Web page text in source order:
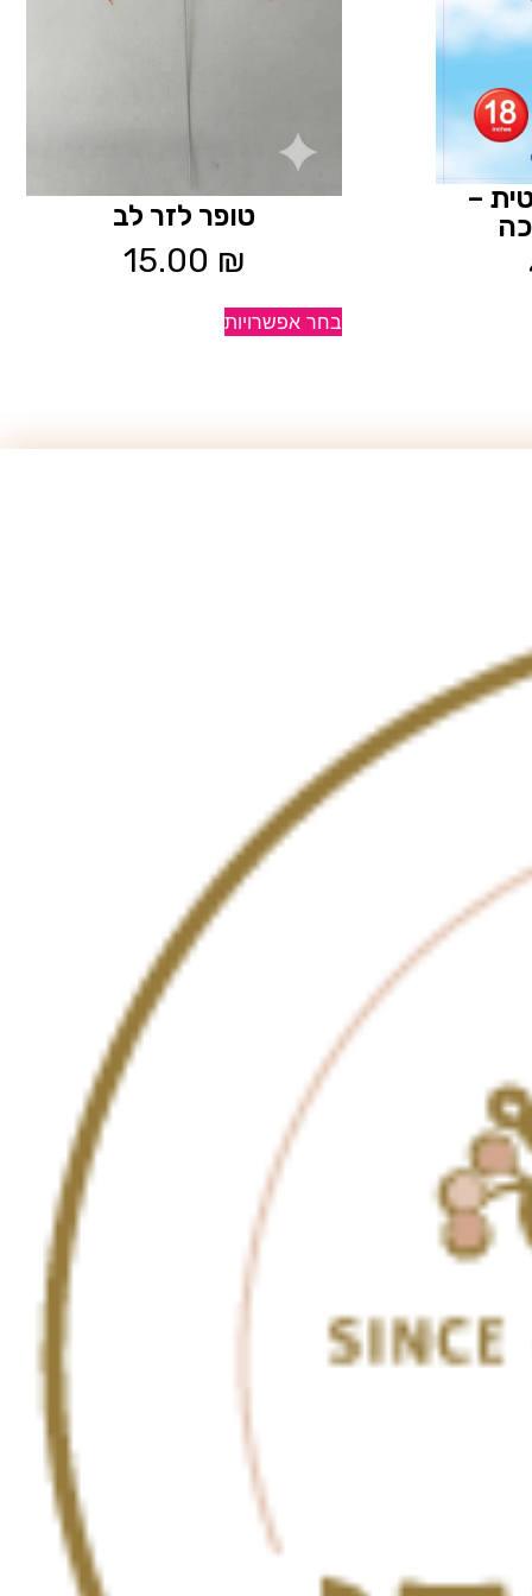
–
טופר לזר לב
15.00 ₪
בחר אפשרויות